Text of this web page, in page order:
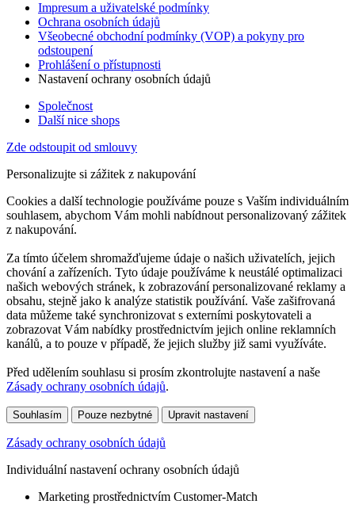
Impresum a uživatelské podmínky
Ochrana osobních údajů
Všeobecné obchodní podmínky (VOP) a pokyny pro
odstoupení
Prohlášení o přístupnosti
Nastavení ochrany osobních údajů
Společnost
Další nice shops
Zde odstoupit od smlouvy
Personalizujte si zážitek z nakupování
Cookies a další technologie používáme pouze s Vaším individuálním
souhlasem, abychom Vám mohli nabídnout personalizovaný zážitek
z nakupování.
Za tímto účelem shromažďujeme údaje o našich uživatelích, jejich
chování a zařízeních. Tyto údaje používáme k neustálé optimalizaci
našich webových stránek, k zobrazování personalizované reklamy a
obsahu, stejně jako k analýze statistik používání. Vaše zašifrovaná
data můžeme také synchronizovat s externími poskytovateli a
zobrazovat Vám nabídky prostřednictvím jejich online reklamních
kanálů, a to pouze v případě, že jejich služby již sami využíváte.
Před udělením souhlasu si prosím zkontrolujte nastavení a naše
Zásady ochrany osobních údajů.
Souhlasím Pouze nezbytné Upravit nastavení
Zásady ochrany osobních údajů
Individuální nastavení ochrany osobních údajů
Marketing prostřednictvím Customer-Match